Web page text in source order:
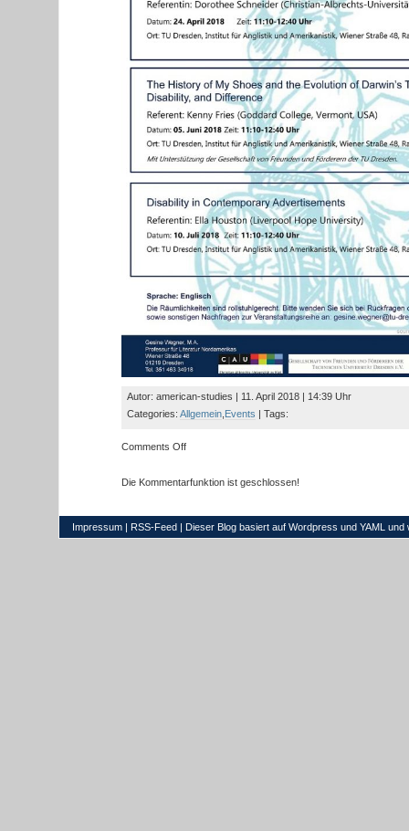
Autor: american-studies | 11. April 2018 | 14:39 Uhr
Categories:Allgemein Events | Tags:
Comments Offon
From
Inside
Out
Die Kommentarfunktion ist geschlossen!
Impressum RSS-Feed | Dieser Blog basiert auf Wordpress und YAML und